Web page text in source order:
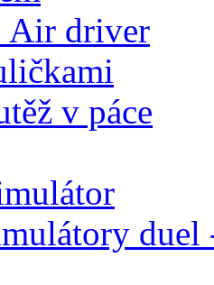
Air driver
v páce
duel